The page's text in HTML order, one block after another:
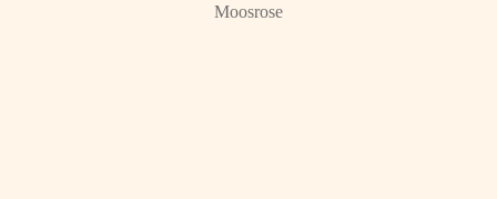
Moosrose